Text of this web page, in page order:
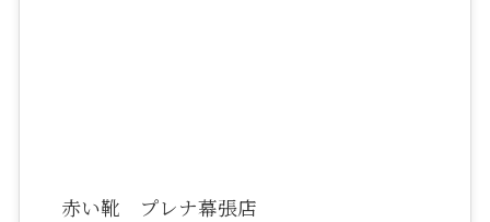
赤い靴 プレナ幕張店